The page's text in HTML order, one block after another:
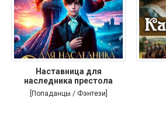
Наставница для
наследника престола
[Попаданцы / Фэнтези]